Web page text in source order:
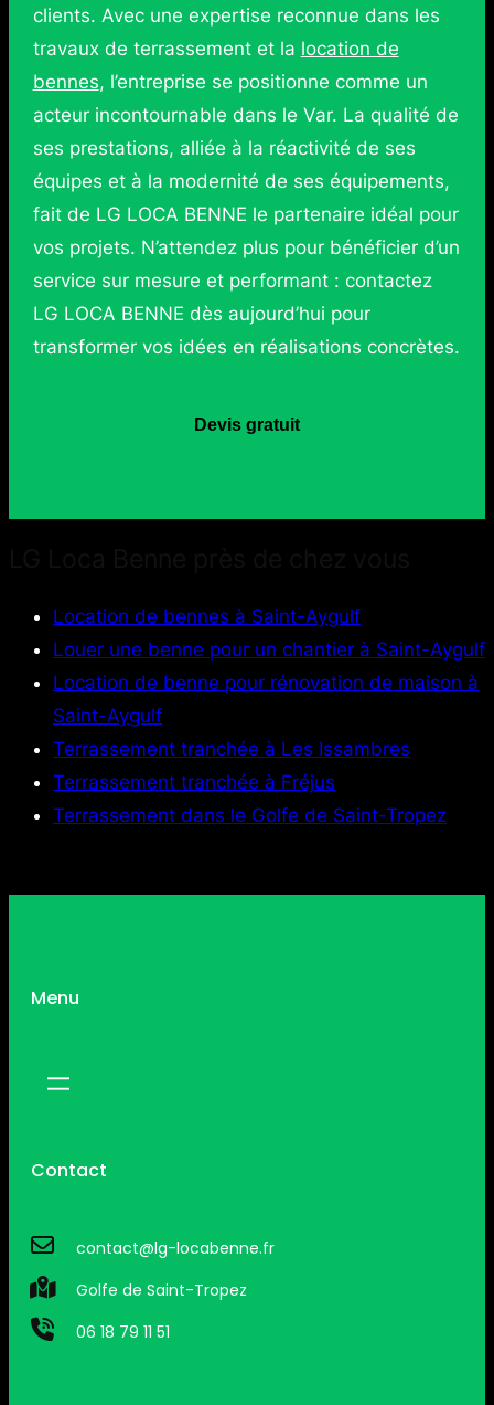
clients. Avec une expertise reconnue dans les
travaux de terrassement et la location de
bennes, l’entreprise se positionne comme un
acteur incontournable dans le Var. La qualité de
ses prestations, alliée à la réactivité de ses
équipes et à la modernité de ses équipements,
fait de LG LOCA BENNE le partenaire idéal pour
vos projets. N’attendez plus pour bénéficier d’un
service sur mesure et performant : contactez
LG LOCA BENNE dès aujourd’hui pour
transformer vos idées en réalisations concrètes.
Devis gratuit
Location de bennes à Saint-Aygulf
Louer une benne pour un chantier à Saint-Aygulf
Location de benne pour rénovation de maison à
Saint-Aygulf
Terrassement tranchée à Les Issambres
Terrassement tranchée à Fréjus
Terrassement dans le Golfe de Saint-Tropez
Menu
Contact
contact@lg-locabenne.fr
Golfe de Saint-Tropez
06 18 79 11 51